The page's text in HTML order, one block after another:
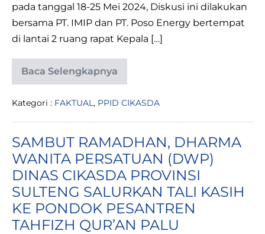
pada tanggal 18-25 Mei 2024, Diskusi ini dilakukan
bersama PT. IMIP dan PT. Poso Energy bertempat
di lantai 2 ruang rapat Kepala […]
Baca Selengkapnya
10
TH
WATER
“Water
Shared
Prosperity”
Kategori : FAKTUAL , PPID CIKASDA
SAMBUT RAMADHAN, DHARMA
WANITA PERSATUAN (DWP)
DINAS CIKASDA PROVINSI
SULTENG SALURKAN TALI KASIH
KE PONDOK PESANTREN
TAHFIZH QUR’AN PALU